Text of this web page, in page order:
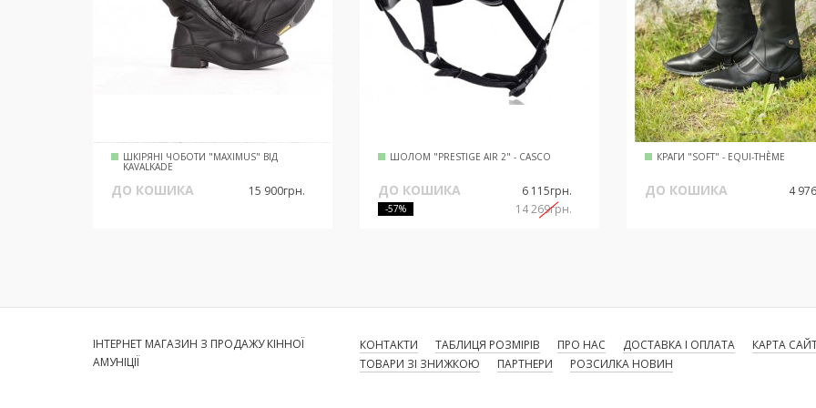
ШКІРЯНІ ЧОБОТИ "MAXIMUS" ВІД
KAVALKADE
ДО КОШИКА 15 900грн.
-57%
ШОЛОМ "PRESTIGE AIR 2" - CASCO
ДО КОШИКА
6 115грн.
14 269грн.
КРАГИ "SOFT" - EQUI-THÈME
ДО КОШИКА 4
ІНТЕРНЕТ МАГАЗИН З ПРОДАЖУ КІННОЇ
АМУНІЦІЇ
КОНТАКТИ ТАБЛИЦЯ РОЗМІРІВ ПРО НАС ДОСТАВКА І ОПЛАТА
КАРТА
ТОВАРИ ЗІ ЗНИЖКОЮ
ПАРТНЕРИ РОЗСИЛКА НОВИН